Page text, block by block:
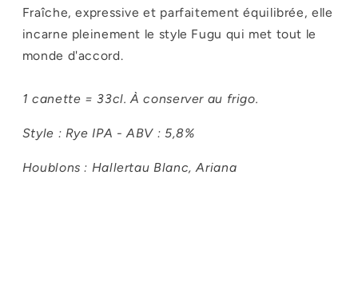
Fraîche, expressive et parfaitement équilibrée, elle
incarne pleinement le style Fugu qui met tout le
monde d'accord.
1 canette = 33cl. À conserver au frigo.
Style : Rye IPA - ABV : 5,8%
Houblons : Hallertau Blanc, Ariana